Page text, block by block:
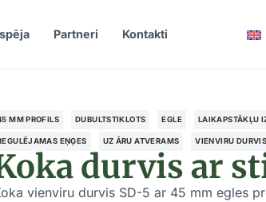
Partneri Kontakti
MM PROFILS DUBULTSTIKLOTS EGLE LAIKAPSTĀKĻU
EŅĢES UZ ĀRU ATVERAMS VIENVIRU DURVIS
durvis ar
vienviru durvis SD-5 ar 45 mm egles